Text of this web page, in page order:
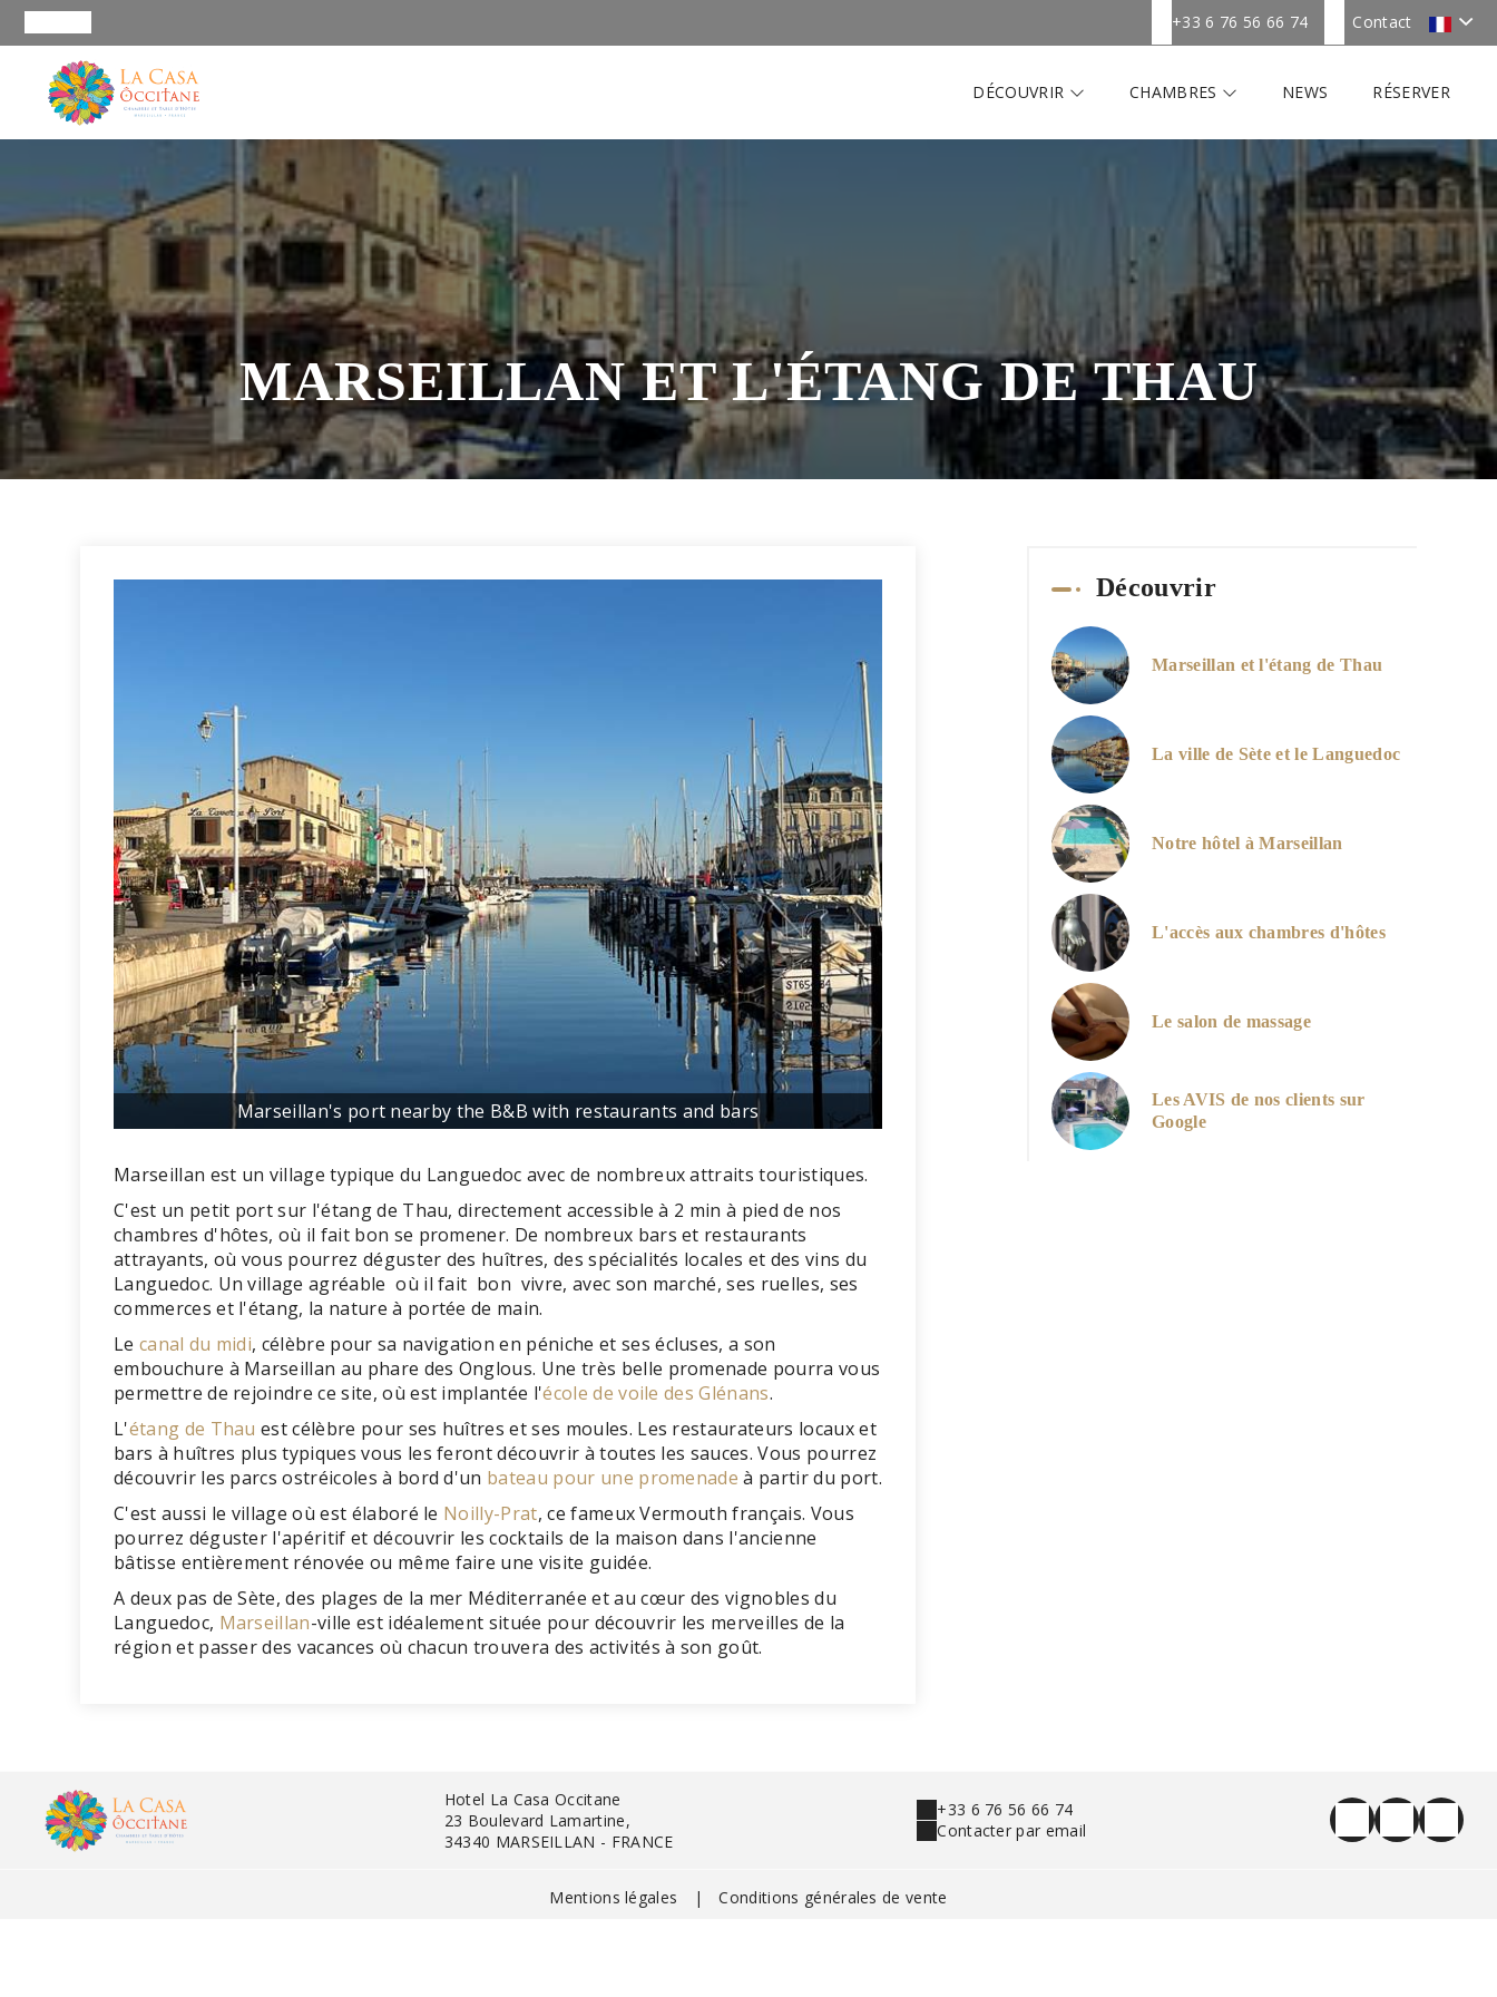
Contact
+33 6 76 56 66 74
DÉCOUVRIR CHAMBRES NEWS RÉSERVER
MARSEILLAN ET L'ÉTANG DE THAU
Marseillan's port nearby the B&B with restaurants and bars
Marseillan est un village typique du Languedoc avec de nombreux attraits touristiques.
C'est un petit port sur l'étang de Thau, directement accessible à 2 min à pied de nos
chambres d'hôtes, où il fait bon se promener. De nombreux bars et restaurants
attrayants, où vous pourrez déguster des huîtres, des spécialités locales et des vins du
Languedoc. Un village agréable où il fait bon vivre, avec son marché, ses ruelles, ses
commerces et l'étang, la nature à portée de main.
Le canal du midi, célèbre pour sa navigation en péniche et ses écluses, a son
embouchure à Marseillan au phare des Onglous. Une très belle promenade pourra vous
permettre de rejoindre ce site, où est implantée l'école de voile des Glénans.
L'étang de Thau est célèbre pour ses huîtres et ses moules. Les restaurateurs locaux et
bars à huîtres plus typiques vous les feront découvrir à toutes les sauces. Vous pourrez
découvrir les parcs ostréicoles à bord d'un bateau pour une promenade à partir du port.
C'est aussi le village où est élaboré le Noilly-Prat, ce fameux Vermouth français. Vous
pourrez déguster l'apéritif et découvrir les cocktails de la maison dans l'ancienne
bâtisse entièrement rénovée ou même faire une visite guidée.
A deux pas de Sète, des plages de la mer Méditerranée et au cœur des vignobles du
Languedoc, Marseillan-ville est idéalement située pour découvrir les merveilles de la
région et passer des vacances où chacun trouvera des activités à son goût.
Découvrir
Marseillan et l'étang de Thau
La ville de Sète et le Languedoc
Notre hôtel à Marseillan
L'accès aux chambres d'hôtes
Le salon de massage
Les AVIS de nos clients sur
Google
Hotel La Casa Occitane
23 Boulevard Lamartine,
34340 MARSEILLAN - FRANCE
+33 6 76 56 66 74
Contacter par email
Mentions légales | Conditions générales de vente